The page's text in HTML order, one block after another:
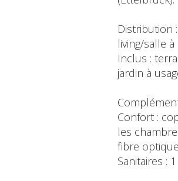
Distribution
living/salle
Inclus :
jardin à
Confort :
les
fibre
Sanitaires :